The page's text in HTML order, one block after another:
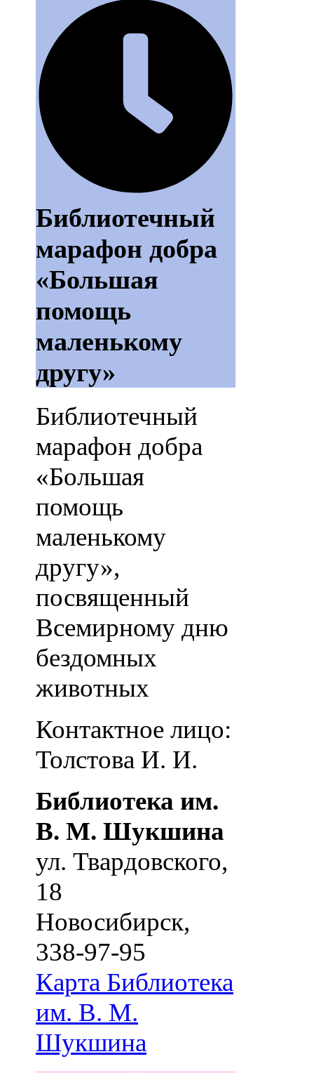
Библиотечный
марафон добра
«Большая
помощь
маленькому
другу»
Библиотечный
марафон добра
«Большая
помощь
маленькому
другу»,
посвященный
Всемирному дню
бездомных
животных
Контактное лицо:
Толстова И. И.
Библиотека им.
В. М. Шукшина
ул. Твардовского,
18
Новосибирск,
338-97-95
Карта Библиотека
им. В. М.
Шукшина